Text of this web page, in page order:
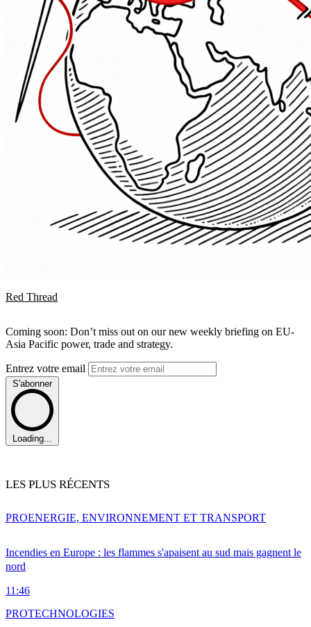
Red Thread
Coming soon: Don’t miss out on our new weekly briefing on EU-
Asia Pacific power, trade and strategy.
Entrez votre email
S'abonner
Loading...
LES PLUS RÉCENTS
Incendies en Europe : les flammes s'apaisent au sud mais gagnent le
nord
11:46
PROENERGIE, ENVIRONNEMENT ET TRANSPORT
PROTECHNOLOGIES